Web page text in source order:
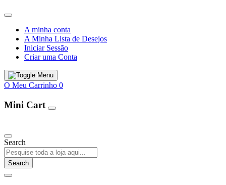
A minha conta
A Minha Lista de Desejos
Iniciar Sessão
Criar uma Conta
O Meu Carrinho 0
Mini Cart
Search
Search